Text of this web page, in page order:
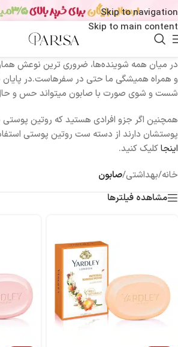
Skip to navigation
Skip to main content
در میان همه شوینده‌ها، ضروری‌ ترین نوعش
و همراه همیشگی ما حتی در سفرهاست.در پایان
شست و شوی صورت با صابون میتواند حس و
همچنین اگر جزو افرادی هستید که روتین
پوستشان دارند از دسته ست روتین پوستی
اینجاکلیک کنید.
خانه/بهداشتی/صابون
مشاهده فیلترها